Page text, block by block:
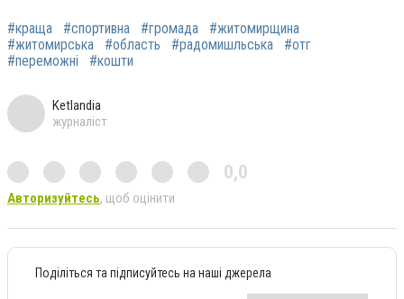
#краща #спортивна #громада
#житомирщина
#житомирська
#область #радомишльська
#отг
#переможні
#кошти
Ketlandia
журналіст
0,0
Авторизуйтесь, щоб оцінити
Поділіться та підписуйтесь на наші джерела